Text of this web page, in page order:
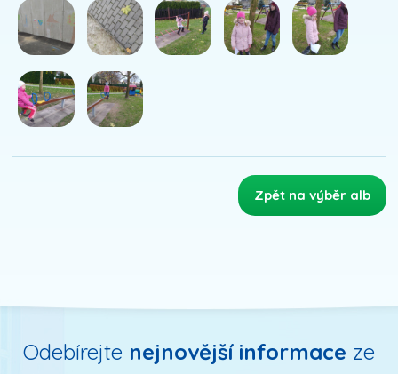
Zpět na výběr alb
Odebírejte nejnovější informace ze